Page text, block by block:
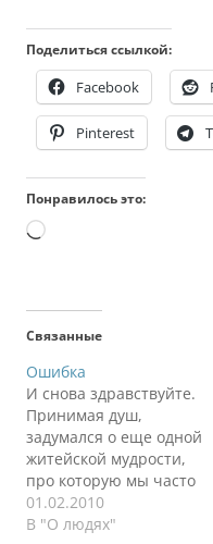
Поделиться ссылкой:
Facebook
Pinterest
Понравилось это:
Загрузка…
Связанные
Ошибка
И снова здравствуйте.
Принимая душ,
задумался о еще одной
житейской мудрости,
про которую мы часто
забываем. Я точно
забываю. Часто из моих
01.02.2010
В "О людях"